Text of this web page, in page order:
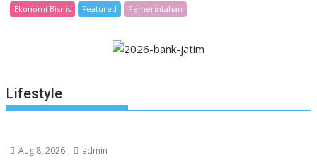
Ekonomi Bisnis Featured Pemerintahan
Lifestyle
Aug 8, 2026 admin